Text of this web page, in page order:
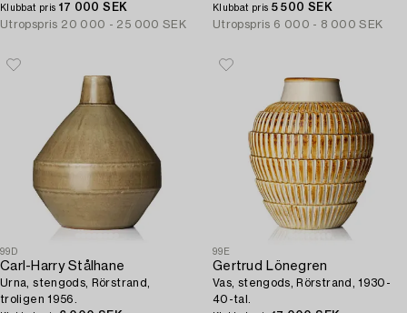
Klubbat pris 17 000 SEK
Utropspris 20 000 - 25 000 SEK
Klubbat pris 5 500 SEK
Utropspris 6 000 - 8 000 SEK
99D
Carl-Harry Stålhane
Urna, stengods, Rörstrand,
troligen 1956.
99E
Gertrud Lönegren
Vas, stengods, Rörstrand, 1930-
40-tal.